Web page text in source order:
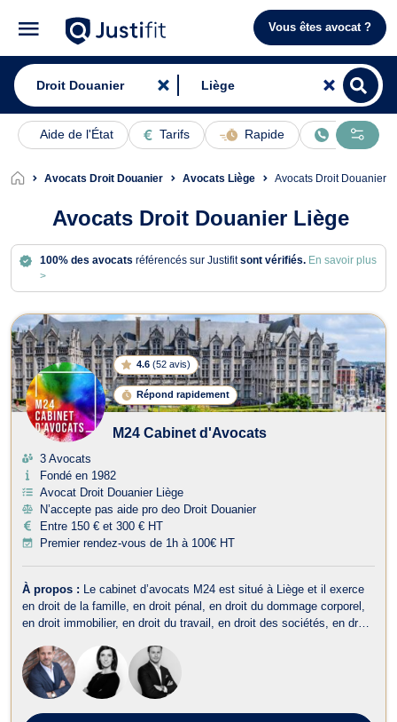
Vous êtes avocat ?
Aide de l'État Tarifs Rapide En ligne
Avocats Droit Douanier Avocats Liège Avocats Droit Douanier
Avocats Droit Douanier Liège
100% des avocats référencés sur Justifitsont vérifiés. En savoir plus
>
Avocats en Droit Douanier à Liège
4.6 (52 avis)
Répond rapidement
M24 Cabinet d'Avocats
3 Avocats
Fondé en 1982
Avocat Droit Douanier Liège
N’accepte pas aide pro deo Droit Douanier
Entre 150 € et 300 € HT
Premier rendez-vous de 1h à 100€ HT
À propos :
Le cabinet d’avocats M24 est situé à Liège et il exerce
en droit de la famille, en droit pénal, en droit du dommage corporel,
en droit immobilier, en droit du travail, en droit des sociétés, en droit
administratif et public, en droit de la propriété intelle...